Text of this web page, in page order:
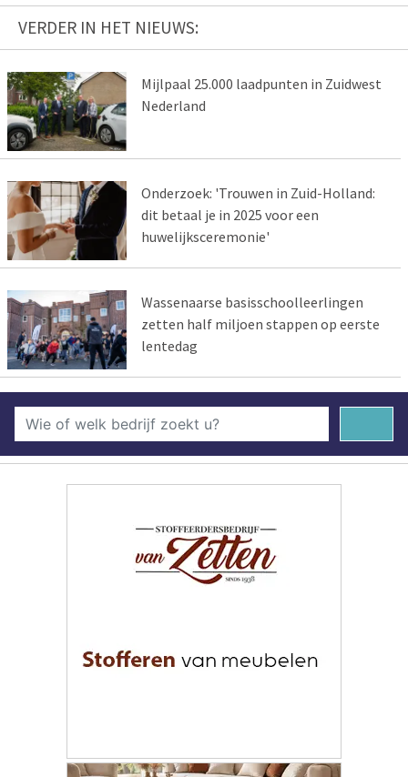
VERDER IN HET NIEUWS:
Mijlpaal 25.000 laadpunten in Zuidwest
Nederland
Onderzoek: 'Trouwen in Zuid-Holland:
dit betaal je in 2025 voor een
huwelijksceremonie'
Wassenaarse basisschoolleerlingen
zetten half miljoen stappen op eerste
lentedag